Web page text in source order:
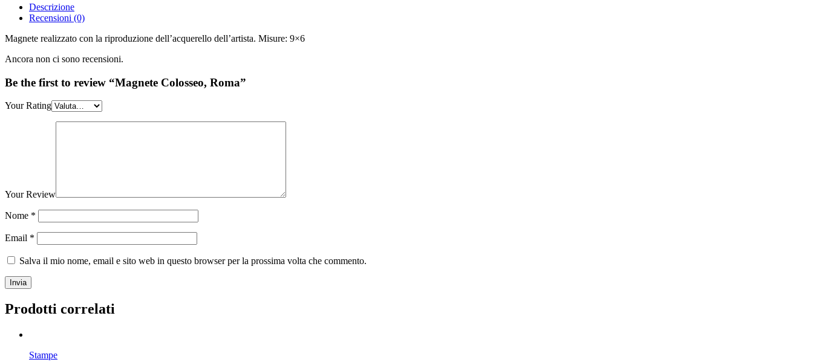
Descrizione
Recensioni (0)
Magnete realizzato con la riproduzione dell’acquerello dell’artista. Misure: 9×6
Ancora non ci sono recensioni.
Be the first to review “Magnete Colosseo, Roma”
Your Rating
Your Review
Nome *
Email *
Salva il mio nome, email e sito web in questo browser per la prossima volta che commento.
Prodotti correlati
Stampe